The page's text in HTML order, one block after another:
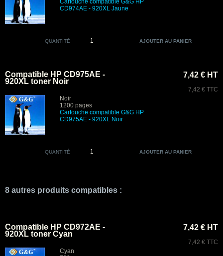
Cartouche compatible G&G HP
CD974AE - 920XL Jaune
QUANTITÉ
Compatible HP CD975AE -
920XL toner Noir
Noir
1200 pages
Cartouche compatible G&G HP
CD975AE - 920XL Noir
7,42 € HT
7,42 € TTC
QUANTITÉ
8 autres produits compatibles :
Compatible HP CD972AE -
920XL toner Cyan
Cyan
7,42 € HT
7,42 € TTC